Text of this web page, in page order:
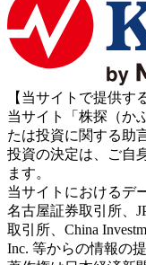
【当サイトで提供す
当サイト「株探（か
たは投資に関する助
投資の決定は、ご自
ます。
当サイトにおけるデ
名古屋証券取引所、
取引所、China
Inc. 等からの情報の